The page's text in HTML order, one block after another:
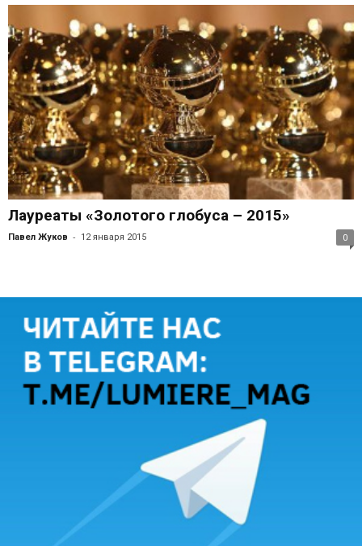
Лауреаты «Золотого глобуса – 2015»
Павел Жуков - 12 января 2015 0